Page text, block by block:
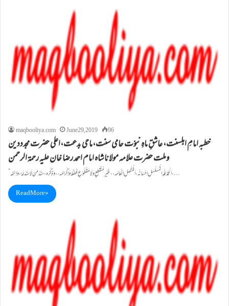
maqbooliya.com June 29, 2019 96
خطبہ امامِ اہلِسنت، عاشقِ ماہِ نبوّت حامی سنت،ماحی بدعت،اعلی حضرت مجدددین
وملت حضرت علامہ مولاناشاہ امام احمد رضا خان علیہ رحمۃ الرحمن
” اَلْحَمْدُ لِلّٰہِ الْمُسَلْسَلِ اِحْسَانُہ، اَلْمُتَّصِلِ اِنْعَامُہ،، غَیْرِ مُنْقَطِعٍ وَلَا مَقْطُوْعٍ فَضْلُہٗ وَاِکْرَامُہ،، وَذِکْرُہ، سَنَدُ مَنْ لَا سَنَدَ لَہٗ، وَاِسْمُہ،…
Read More »